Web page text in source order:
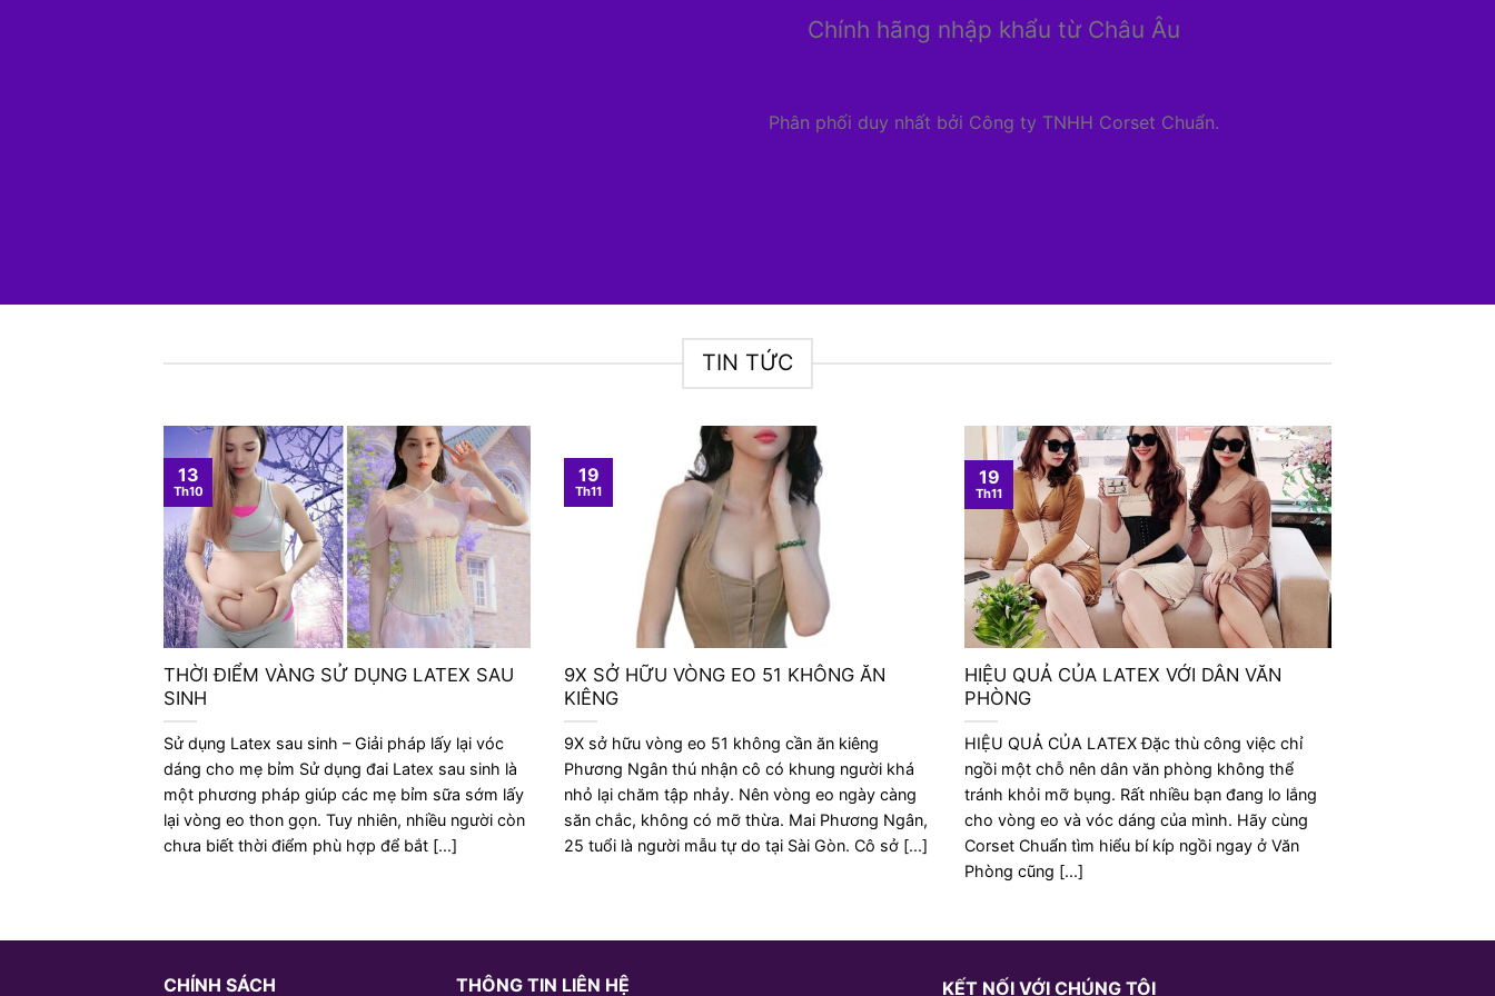
Chính hãng nhập khẩu từ Châu Âu
Phân phối duy nhất bởi Công ty TNHH Corset Chuẩn.
TIN TỨC
THỜI ĐIỂM VÀNG SỬ DỤNG LATEX SAU
SINH
Sử dụng Latex sau sinh – Giải pháp lấy lại vóc
dáng cho mẹ bỉm Sử dụng đai Latex sau sinh là
một phương pháp giúp các mẹ bỉm sữa sớm lấy
lại vòng eo thon gọn. Tuy nhiên, nhiều người còn
chưa biết thời điểm phù hợp để bắt [...]
13
Th10
9X SỞ HỮU VÒNG EO 51 KHÔNG ĂN
KIÊNG
9X sở hữu vòng eo 51 không cần ăn kiêng
Phương Ngân thú nhận cô có khung người khá
nhỏ lại chăm tập nhảy. Nên vòng eo ngày càng
săn chắc, không có mỡ thừa. Mai Phương Ngân,
25 tuổi là người mẫu tự do tại Sài Gòn. Cô sở [...]
19
Th11
HIỆU QUẢ CỦA LATEX VỚI DÂN VĂN
PHÒNG
HIỆU QUẢ CỦA LATEX Đặc thù công việc chỉ
ngồi một chỗ nên dân văn phòng không thể
tránh khỏi mỡ bụng. Rất nhiều bạn đang lo lắng
cho vòng eo và vóc dáng của mình. Hãy cùng
Corset Chuẩn tìm hiểu bí kíp ngồi ngay ở Văn
Phòng cũng [...]
19
Th11
CHÍNH SÁCH THÔNG TIN LIÊN HỆ KẾT NỐI VỚI CHÚNG TÔI